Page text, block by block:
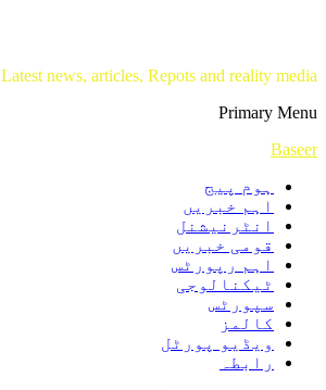
Latest news, articles, Repots and reality media
Primary Menu
Baseer
ہوم پیج
اہم خبریں
انٹرنیشنل
قومی خبریں
اہم رپورٹس
ٹیکنالوجی
سپورٹس
کالمز
ویڈیو پورٹل
رابطہ